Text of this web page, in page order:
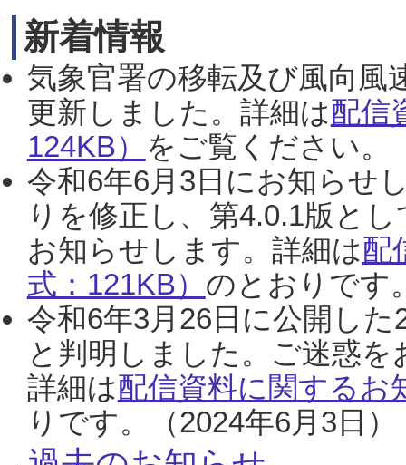
新着情報
気象官署の移転及び風向風
更新しました。詳細は配信
124KB） をご覧ください。
令和6年6月3日にお知らせ
りを修正し、第4.0.1版と
お知らせします。詳細は配
式：121KB） のとおりです
令和6年3月26日に公開し
と判明しました。ご迷惑
詳細は配信資料に関するお
りです。（2024年6月3日）